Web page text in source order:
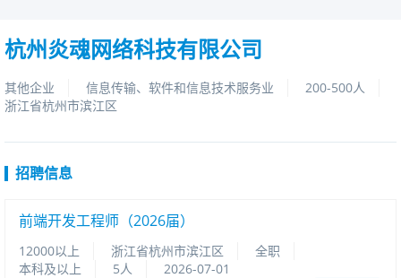
杭州炎魂网络科技有限公司
其他企业 信息传输、软件和信息技术服务业
200-500人
浙江省杭州市滨江区
招聘信息
前端开发工程师（2026届）
12000以上 浙江省杭州市滨江区
全职
本科及以上
5人
2026-07-01